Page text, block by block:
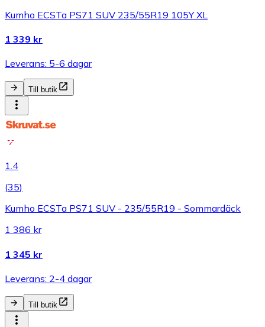
Kumho ECSTa PS71 SUV 235/55R19 105Y XL
1 339 kr
Leverans: 5-6 dagar
Till butik
1.4
(35)
Kumho ECSTa PS71 SUV - 235/55R19 - Sommardäck
1 386 kr
1 345 kr
Leverans: 2-4 dagar
Till butik